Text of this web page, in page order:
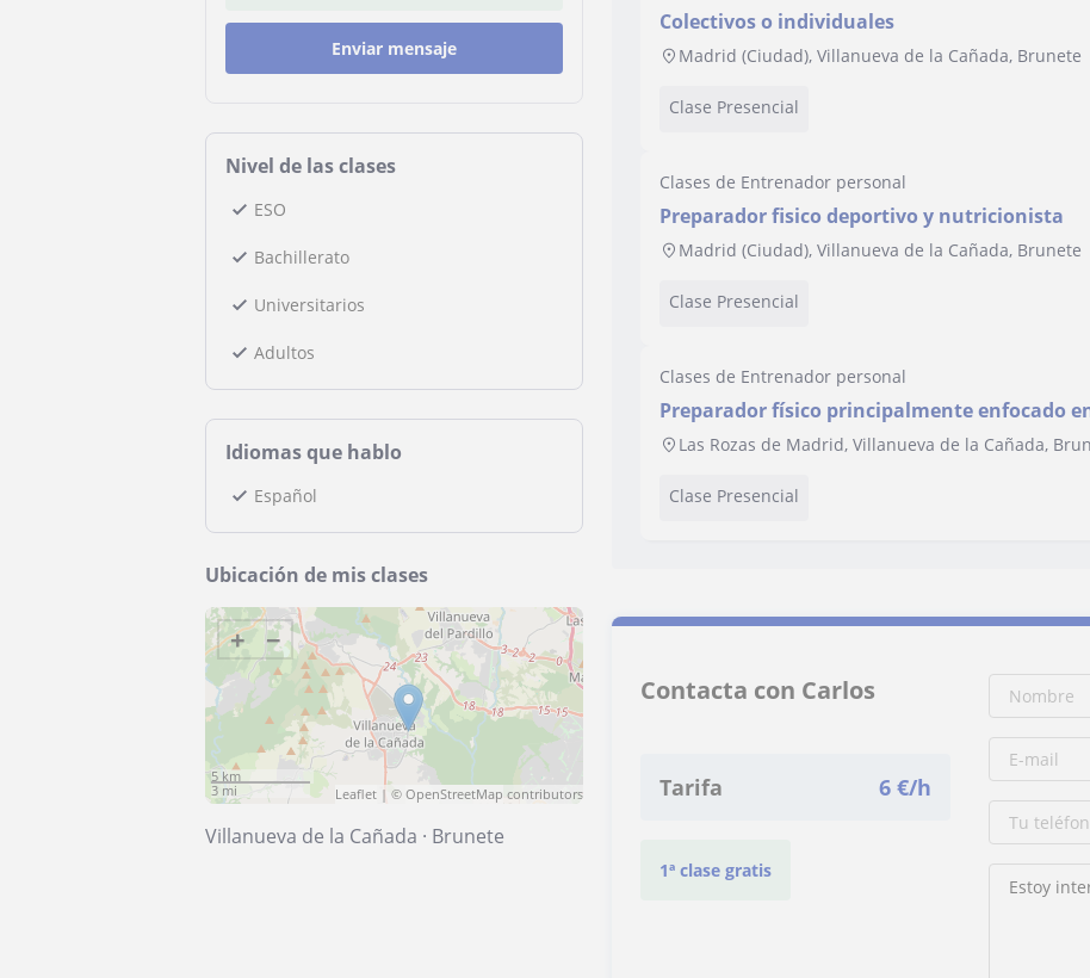
Enviar mensaje
Nivel de las clases
ESO
Bachillerato
Universitarios
Adultos
Idiomas que hablo
Español
Ubicación de mis clases
+ −
5 km
3 mi
Leaflet | ©OpenStreetMap contributors
Villanueva de la Cañada · Brunete
Colectivos o individuales
Madrid (Ciudad), Villanueva de la Cañada, Brunete
Clase Presencial
Clases de Entrenador personal
Preparador fisico deportivo y nutricionista
Madrid (Ciudad), Villanueva de la Cañada, Brunete
Clase Presencial
Clases de Entrenador personal
Preparador físico principalmente enfocado
Las Rozas de Madrid, Villanueva de la Cañada,
Clase Presencial
Contacta con Carlos
Tarifa 6 €/h
1ª clase gratis